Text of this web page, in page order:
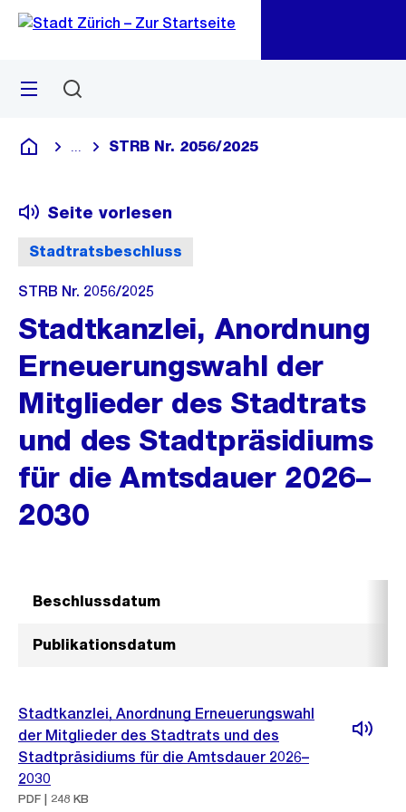
Navigation
Sprunglink
Menü
Deutsch
Blende alle Breadcrumbs ein
STRB Nr. 2056/2025
Stadtratsbeschluss
Seite vorlesen
STRB Nr. 2056/2025
Stadtkanzlei, Anordnung
Erneuerungswahl der
Mitglieder des Stadtrats
und des Stadtpräsidiums
für die Amtsdauer 2026–
2030
Beschlussdatum
Publikationsdatum
Stadtkanzlei, Anordnung Erneuerungswahl
der Mitglieder des Stadtrats und des
Stadtpräsidiums für die Amtsdauer 2026–
2030
PDF | 248 KB